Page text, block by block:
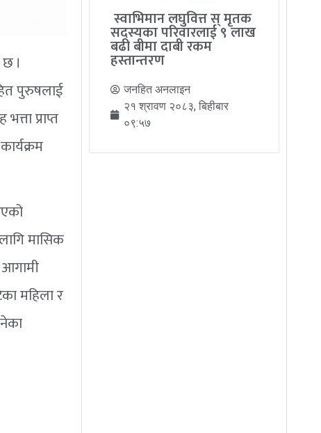
।
पुरुषलाई
प्राप्त
मासिक
आगामी
महिला र
स्वाभिमान लघुवित्त स् मृतक
सदस्यका परिवारलाई ९ लाख
बढी बीमा दाबी रकम
हस्तान्तरण
जनहित अनलाइन
२१ श्रावण २०८३, बिहीबार
०९:५७